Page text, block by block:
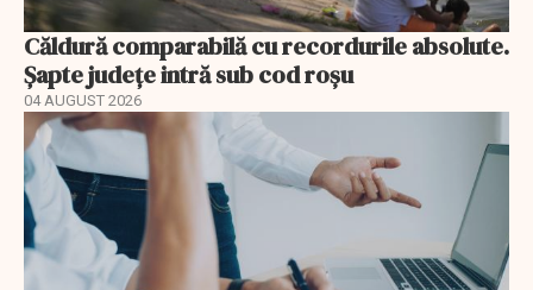
Căldură comparabilă cu recordurile absolute.
Șapte județe intră sub cod roșu
04 AUGUST 2026